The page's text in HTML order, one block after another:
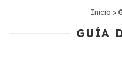
Inicio >
GUÍA